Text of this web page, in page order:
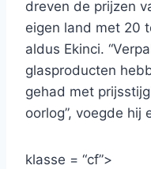
dreven de prijzen
eigen land met 20
aldus Ekinci.
glasproducten
gehad met
oorlog”, voegde hij
klasse = “cf”>